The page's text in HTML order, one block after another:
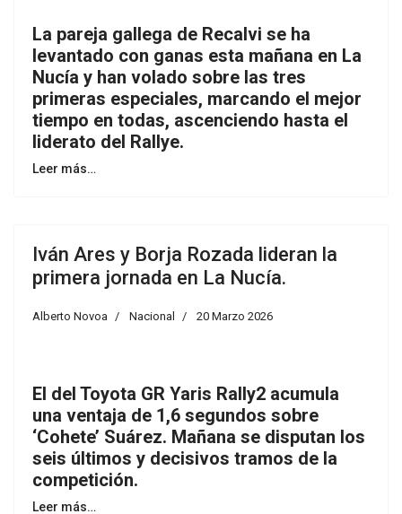
La pareja gallega de Recalvi se ha
levantado con ganas esta mañana en La
Nucía y han volado sobre las tres
primeras especiales, marcando el mejor
tiempo en todas, ascenciendo hasta el
liderato del Rallye.
Leer más…
Iván Ares y Borja Rozada lideran la
primera jornada en La Nucía.
Alberto Novoa Nacional 20 Marzo 2026
El del Toyota GR Yaris Rally2 acumula
una ventaja de 1,6 segundos sobre
‘Cohete’ Suárez. Mañana se disputan los
seis últimos y decisivos tramos de la
competición.
Leer más…